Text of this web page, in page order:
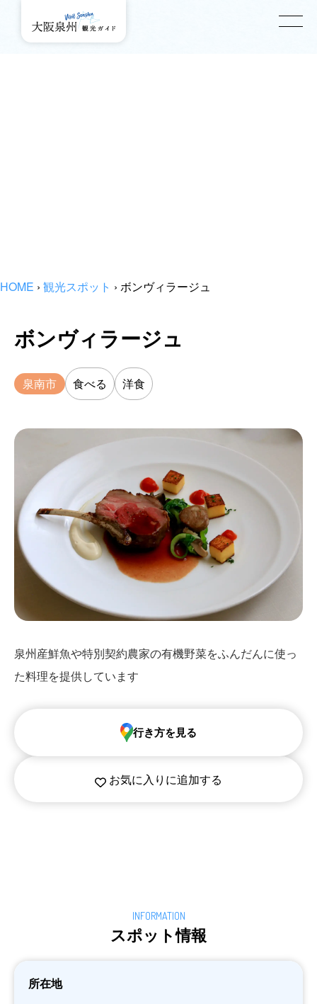
HOME › 観光スポット › ボンヴィラージュ
ボンヴィラージュ
泉南市 食べる 洋食
泉州産鮮魚や特別契約農家の有機野菜をふんだんに使っ
た料理を提供しています
お気に入りに追加する
行き方を見る
スポット情報
所在地